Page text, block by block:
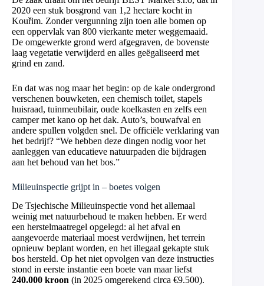
2020 een stuk bosgrond van 1,2 hectare kocht in
Kouřim. Zonder vergunning zijn toen alle bomen op
een oppervlak van 800 vierkante meter weggemaaid.
De omgewerkte grond werd afgegraven, de bovenste
laag vegetatie verwijderd en alles geëgaliseerd met
grind en zand.
En dat was nog maar het begin: op de kale ondergrond
verschenen bouwketen, een chemisch toilet, stapels
huisraad, tuinmeubilair, oude koelkasten en zelfs een
camper met kano op het dak. Auto’s, bouwafval en
andere spullen volgden snel. De officiële verklaring van
het bedrijf? “We hebben deze dingen nodig voor het
aanleggen van educatieve natuurpaden die bijdragen
aan het behoud van het bos.”
Milieuinspectie grijpt in – boetes volgen
De Tsjechische Milieuinspectie vond het allemaal
weinig met natuurbehoud te maken hebben. Er werd
een herstelmaatregel opgelegd: al het afval en
aangevoerde materiaal moest verdwijnen, het terrein
opnieuw beplant worden, en het illegaal gekapte stuk
bos hersteld. Op het niet opvolgen van deze instructies
stond in eerste instantie een boete van maar liefst
240.000 kroon (in 2025 omgerekend circa €9.500).